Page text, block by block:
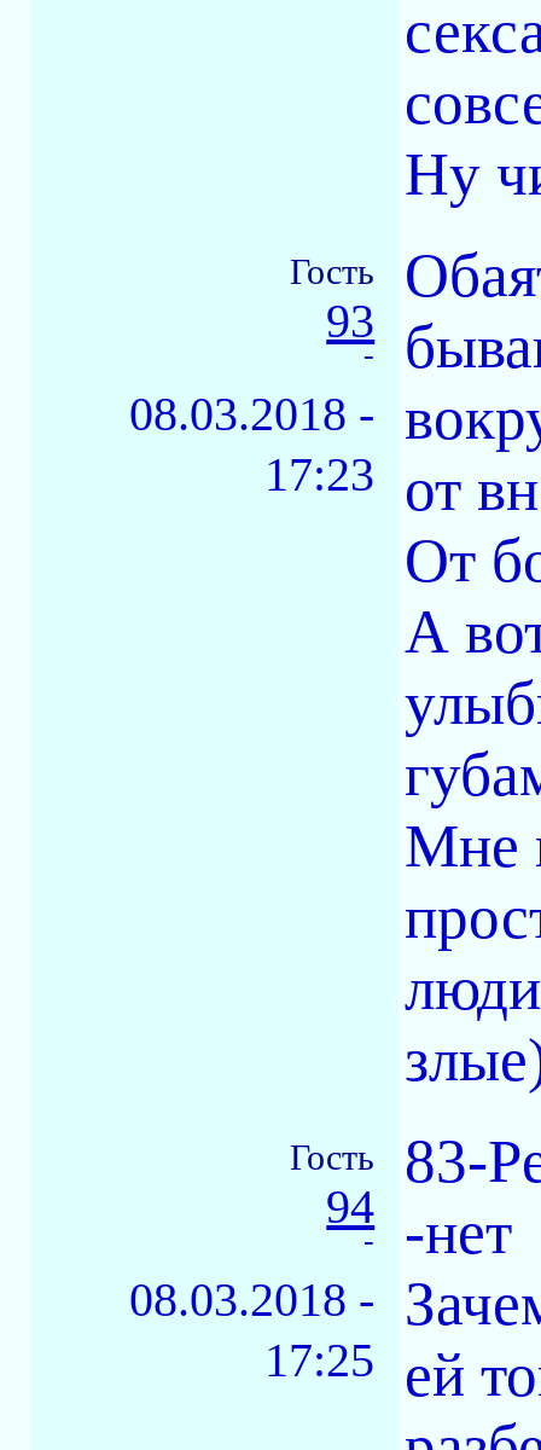
Ну
Гость
93
-
08.03.2018 -
17:23
от
От
А
Мне
Гость
94
-
08.03.2018 -
17:25
83-
-нет
ей